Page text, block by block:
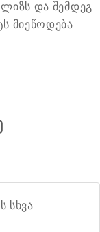
და შემდეგ
მიეწოდება
სხვა